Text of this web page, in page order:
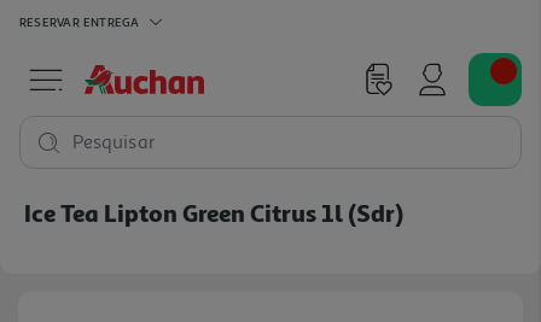
RESERVAR ENTREGA
Pesquisar
Ice Tea Lipton Green Citrus 1l (sdr)